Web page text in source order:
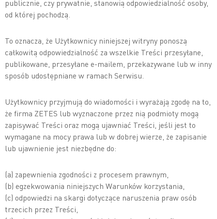
publicznie, czy prywatnie, stanowią odpowiedzialność osoby,
od której pochodzą.
To oznacza, że Użytkownicy niniejszej witryny ponoszą
całkowitą odpowiedzialność za wszelkie Treści przesyłane,
publikowane, przesyłane e-mailem, przekazywane lub w inny
sposób udostępniane w ramach Serwisu.
Użytkownicy przyjmują do wiadomości i wyrażają zgodę na to,
że firma ZETES lub wyznaczone przez nią podmioty mogą
zapisywać Treści oraz mogą ujawniać Treści, jeśli jest to
wymagane na mocy prawa lub w dobrej wierze, że zapisanie
lub ujawnienie jest niezbędne do:
(a) zapewnienia zgodności z procesem prawnym,
(b) egzekwowania niniejszych Warunków korzystania,
(c) odpowiedzi na skargi dotyczące naruszenia praw osób
trzecich przez Treści,